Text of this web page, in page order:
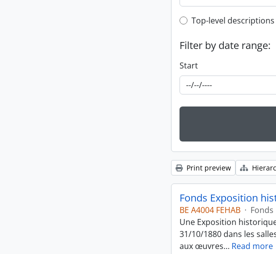
Top-level
Top-level descriptions
Filter by date range:
Start
Print preview
Fonds Exposition
BE A4004 FEHAB · Fonds
Une Exposition
31/10/1880 dans les
aux œuvres… Read more